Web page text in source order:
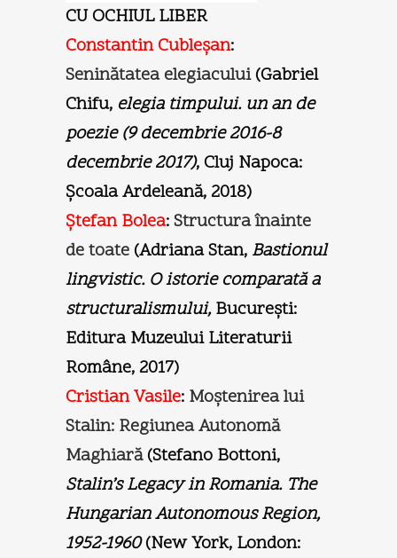
CU OCHIUL LIBER
Constantin Cubleşan:
Seninătatea elegiacului(Gabriel
Chifu, elegia timpului. un an de
poezie (9 decembrie 2016-8
decembrie 2017), Cluj Napoca:
Şcoala Ardeleană, 2018)
Ştefan Bolea:Structura înainte
de toate(Adriana Stan, Bastionul
lingvistic. O istorie comparată a
structuralismului,Bucureşti:
Editura Muzeului Literaturii
Române, 2017)
Cristian Vasile: Moştenirea lui
Stalin: Regiunea Autonomă
Maghiară(Stefano Bottoni,
Stalin’s Legacy in Romania. The
Hungarian Autonomous Region,
1952-1960(New York, London: